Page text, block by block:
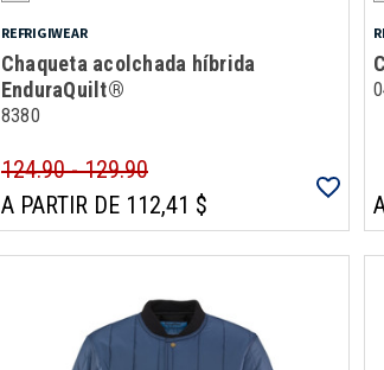
REFRIGIWEAR
Chaqueta acolchada híbrida
EnduraQuilt®
8380
124.90 - 129.90
A PARTIR DE 112,41 $